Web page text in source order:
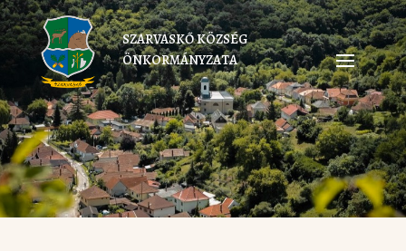
SZARVASKŐ KÖZSÉG
ÖNKORMÁNYZATA